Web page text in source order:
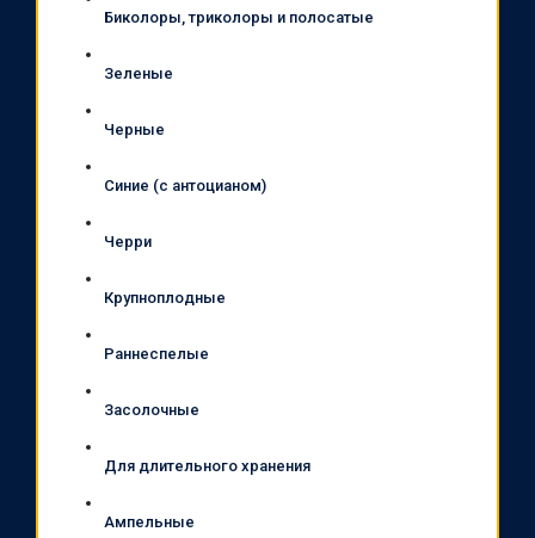
Биколоры, триколоры и полосатые
Зеленые
Черные
Синие (с антоцианом)
Черри
Крупноплодные
Раннеспелые
Засолочные
Для длительного хранения
Ампельные